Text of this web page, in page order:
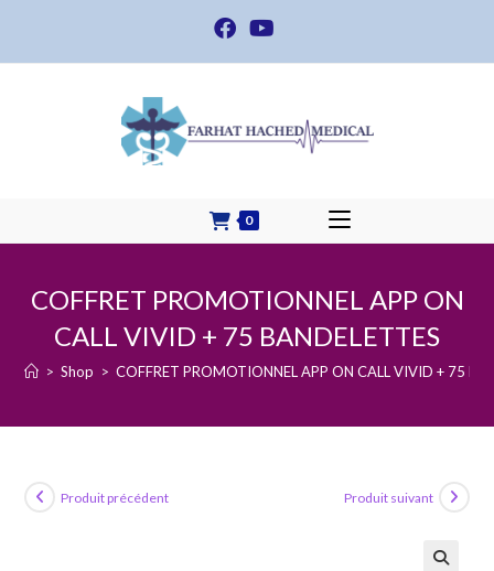
content
0
COFFRET PROMOTIONNEL APP ON
CALL VIVID + 75 BANDELETTES
> Shop > COFFRET PROMOTIONNEL APP ON CALL VIVID + 75
Produit précédent Produit suivant